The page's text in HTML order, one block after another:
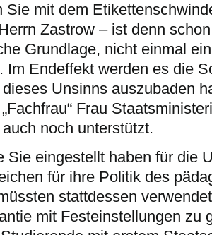
Sie mit dem
Zastrow – ist denn
Grundlage, nicht einmal
Im Endeffekt werden es die
Unsinns auszubaden
Frau
noch unterstützt.
Sie eingestellt haben für die
für ihre Politik des
stattdessen
mit Festeinstellungen zu